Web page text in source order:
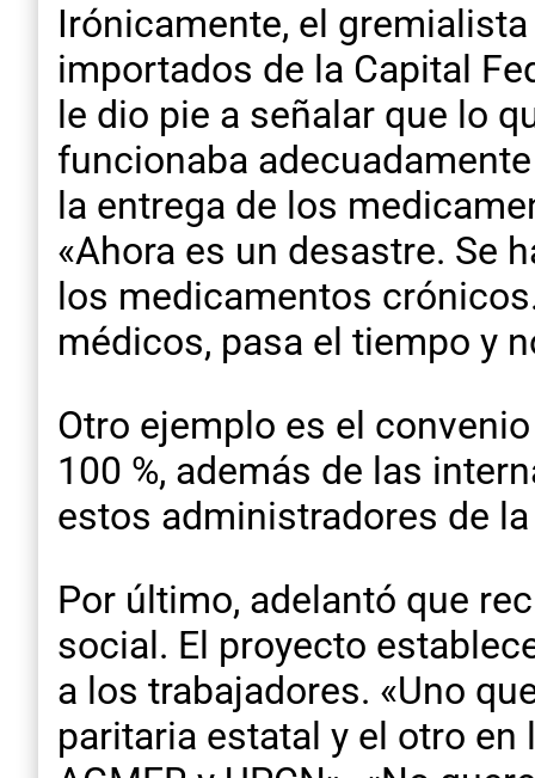
Irónicamente, el
importados de la Capital
le dio pie a señalar que lo
funcionaba
la entrega de los
«Ahora es un desastre. Se
los medicamentos
médicos, pasa el tiempo y
Otro ejemplo es el
100 %, además de las
estos administradores de
Por último, adelantó que
social. El proyecto
a los trabajadores. «Uno
paritaria estatal y el otro